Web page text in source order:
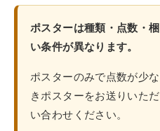
ポスターは種類・点数・
い条件が異なります。
ポスターのみで点数が少
きポスターをお送りいた
い合わせください。